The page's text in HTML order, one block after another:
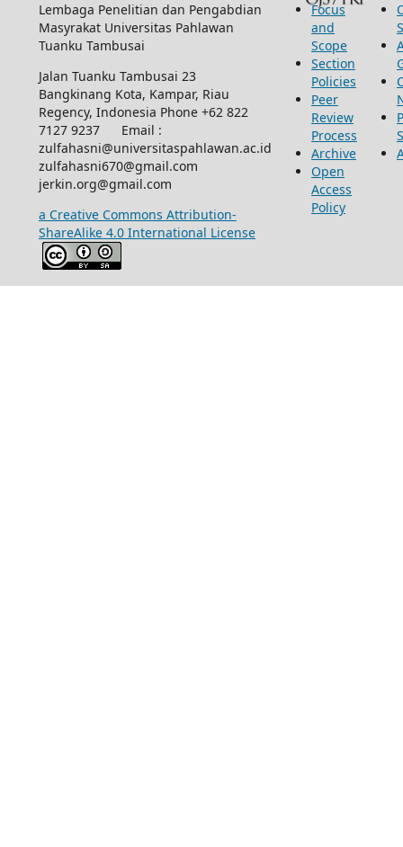
Lembaga Penelitian dan Pengabdian
Masyrakat Universitas Pahlawan
Tuanku Tambusai
Jalan Tuanku Tambusai 23
Bangkinang Kota, Kampar, Riau
Regency, Indonesia Phone +62 822
7127 9237 Email :
zulfahasni@universitaspahlawan.ac.id
zulfahasni670@gmail.com
jerkin.org@gmail.com
a Creative Commons Attribution-
ShareAlike 4.0 International License
Focus
and
Scope
Section
Policies
Peer
Review
Process
Archive
Open
Access
Policy